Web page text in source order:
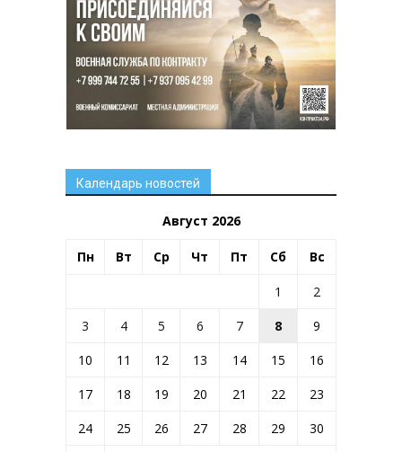
Календарь новостей
Август 2026
Пн Вт Ср Чт Пт Сб Вс
1
2
3
4 5 6 7 8
9
10
11 12 13 14 15
16
17
18 19 20 21 22
23
24
25 26 27 28 29
30